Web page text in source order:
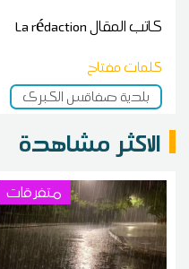
كاتب المقالLa rédaction
كلمات مفتاح
بلدية صفاقس الكبرى
الاكثر مشاهدة
متفرقات